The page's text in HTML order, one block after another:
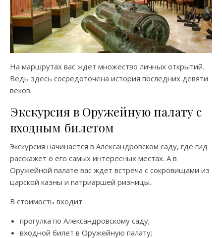
На маршрутах вас ждет множество личных открытий.
Ведь здесь сосредоточена история последних девяти
веков.
Экскурсия в Оружейную палату с
входным билетом
Экскурсия начинается в Александровском саду, где гид
расскажет о его самых интересных местах. А в
Оружейной палате вас ждет встреча с сокровищами из
царской казны и патриаршей ризницы.
В стоимость входит:
прогулка по Александровскому саду;
входной билет в Оружейную палату;